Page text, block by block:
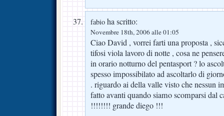
fabio ha scritto:
Novembre 18th, 2006 alle 01:05
Ciao David , vorrei farti una proposta ,
tifosi viola lavoro di notte , cosa ne
in orario notturno del pentasport ? lo
spesso impossibilato ad ascoltarlo di
. riguardo ai della valle visto che nessun
fatto avanti quando siamo scomparsi dal
!!!!!!!! grande diego !!!